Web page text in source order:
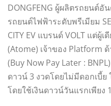
DONGFENG ผู้ผลิตรถยนต์
รถยนต์ไฟฟ้าระดับพรีเมียม
CITY EV แบรนด์ VOLT แต่ผู้
(Atome) เจ้าของ Platform
(Buy Now Pay Later :
ดาวน์ 3 งวดโดยไม่มีดอกเบี้ย
โดยใช้เงินดาวน์วันแรกเพียง